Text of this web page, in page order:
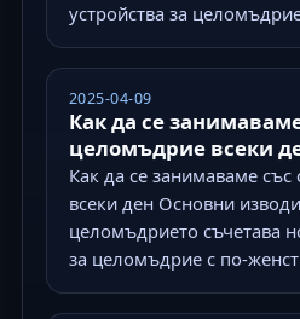
устройства за
2025-04-09
Как да се
целомъдрие всеки
Как да се занимаваме
всеки ден Основни
целомъдрието съчетава
за целомъдрие с по-